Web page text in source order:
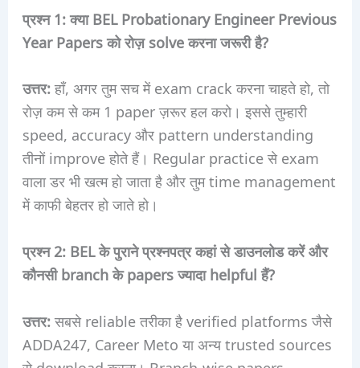
प्रश्न 1: क्या BEL Probationary Engineer Previous
Year Papers को रोज़ solve करना जरूरी है?
उत्तर:हाँ, अगर तुम सच में exam crack करना चाहते हो, तो
रोज़ कम से कम 1 paper ज़रूर हल करो। इससे तुम्हारी
speed, accuracy और pattern understanding
तीनों improve होते हैं। Regular practice से exam
वाला डर भी खत्म हो जाता है और तुम time management
में काफी बेहतर हो जाते हो।
प्रश्न 2: BEL के पुराने प्रश्नपत्र कहां से डाउनलोड करें और
कौनसी branch के papers ज्यादा helpful हैं?
उत्तर:सबसे reliable तरीका है verified platforms जैसे
ADDA247, Career Meto या अन्य trusted sources